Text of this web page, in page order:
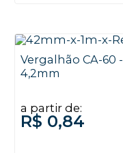
Vergalhão CA-60 -
4,2mm
a partir de:
R$ 0,84